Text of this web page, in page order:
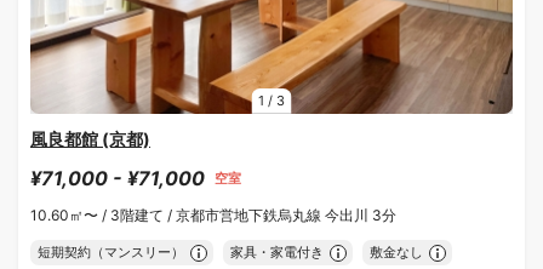
1 / 3
風良都館 (京都)
¥71,000 - ¥71,000 空室
10.60㎡〜 / 3階建て / 京都市営地下鉄烏丸線 今出川 3分
短期契約（マンスリー） 家具・家電付き 敷金なし